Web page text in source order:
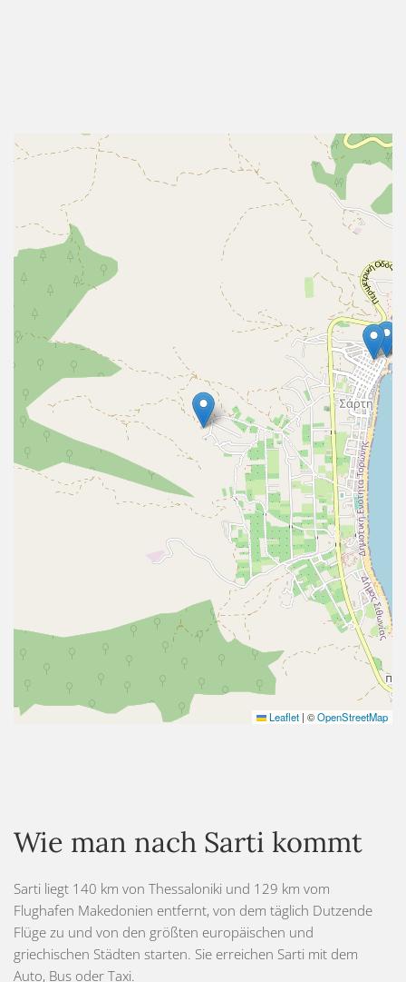
Leaflet | ©OpenStreetMap
Wie man nach Sarti kommt
Sarti liegt 140 km von Thessaloniki und 129 km vom
Flughafen Makedonien entfernt, von dem täglich Dutzende
Flüge zu und von den größten europäischen und
griechischen Städten starten. Sie erreichen Sarti mit dem
Auto, Bus oder Taxi.